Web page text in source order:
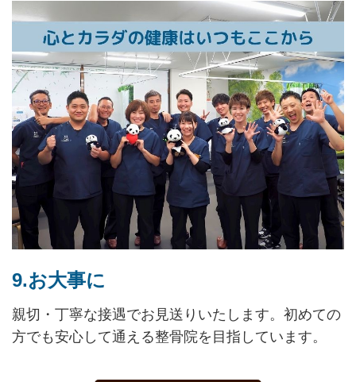
9.お大事に
親切・丁寧な接遇でお見送りいたします。初めての
方でも安心して通える整骨院を目指しています。